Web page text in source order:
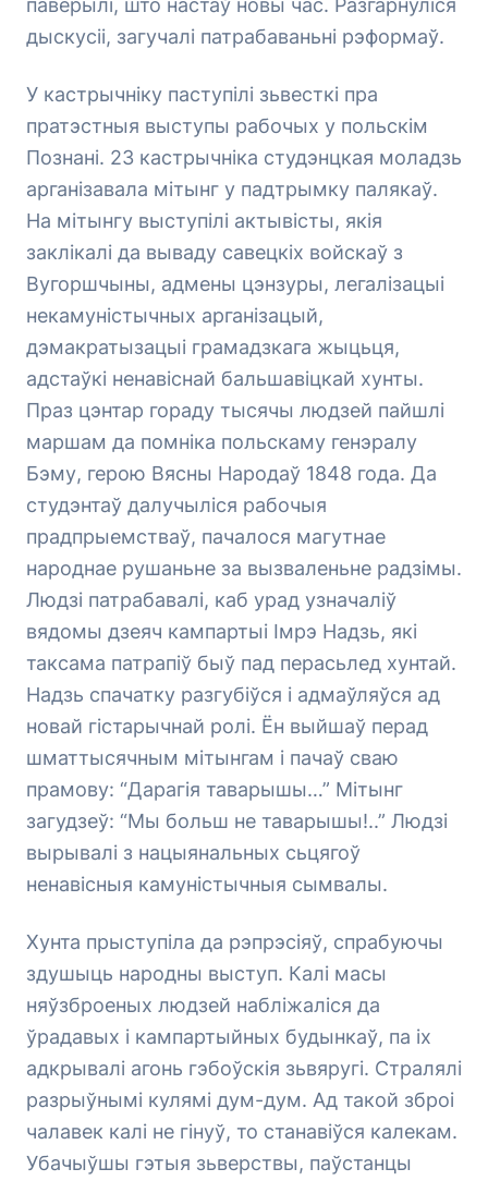
паверылі, што настаў новы час. Разгарнуліся
дыскусіі, загучалі патрабаваньні рэформаў.
У кастрычніку паступілі зьвесткі пра
пратэстныя выступы рабочых у польскім
Познані. 23 кастрычніка студэнцкая моладзь
арганізавала мітынг у падтрымку палякаў.
На мітынгу выступілі актывісты, якія
заклікалі да вываду савецкіх войскаў з
Вугоршчыны, адмены цэнзуры, легалізацыі
некамуністычных арганізацый,
дэмакратызацыі грамадзкага жыцьця,
адстаўкі ненавіснай бальшавіцкай хунты.
Праз цэнтар гораду тысячы людзей пайшлі
маршам да помніка польскаму генэралу
Бэму, герою Вясны Народаў 1848 года. Да
студэнтаў далучыліся рабочыя
прадпрыемстваў, пачалося магутнае
народнае рушаньне за вызваленьне радзімы.
Людзі патрабавалі, каб урад узначаліў
вядомы дзеяч кампартыі Імрэ Надзь, які
таксама патрапіў быў пад перасьлед хунтай.
Надзь спачатку разгубіўся і адмаўляўся ад
новай гістарычнай ролі. Ён выйшаў перад
шматтысячным мітынгам і пачаў сваю
прамову: “Дарагія таварышы…” Мітынг
загудзеў: “Мы больш не таварышы!..” Людзі
вырывалі з нацыянальных сьцягоў
ненавісныя камуністычныя сымвалы.
Хунта прыступіла да рэпрэсіяў, спрабуючы
здушыць народны выступ. Калі масы
няўзброеных людзей набліжаліся да
ўрадавых і кампартыйных будынкаў, па іх
адкрывалі агонь гэбоўскія зьвяругі. Стралялі
разрыўнымі кулямі дум-дум. Ад такой зброі
чалавек калі не гінуў, то станавіўся калекам.
Убачыўшы гэтыя зьверствы, паўстанцы